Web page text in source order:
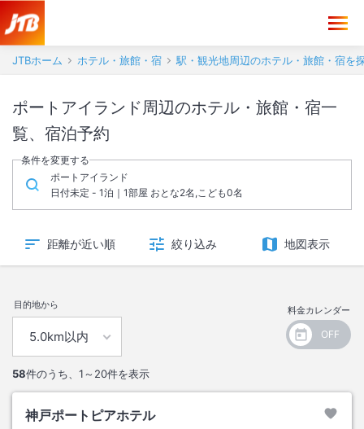
JTBホーム ホテル・旅館・宿 駅・観光地周辺のホテル・旅館・宿を
ポートアイランド周辺のホテル・旅館・宿一
覧、宿泊予約
条件を変更する
ポートアイランド
日付未定 - 1泊｜1部屋 おとな2名,こども0名
距離が近い順 絞り込み 地図表示
目的地から 料金カレンダー
58件のうち、 1～20件を表示
神戸ポートピアホテル